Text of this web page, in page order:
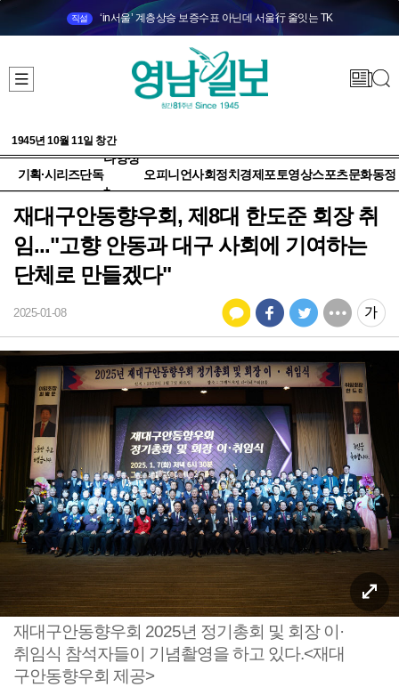
직설 ‘in서울’ 계층상승 보증수표 아닌데 서울行 줄잇는 TK
1945년 10월 11일 창간
기획·시리즈단독
다양성
+
오피니언사회정치 경제 포토영상스포츠문화동정
재대구안동향우회, 제8대 한도준 회장 취
임..."고향 안동과 대구 사회에 기여하는
단체로 만들겠다"
2025-01-08
재대구안동향우회 2025년 정기총회 및 회장 이·
취임식 참석자들이 기념촬영을 하고 있다.<재대
구안동향우회 제공>